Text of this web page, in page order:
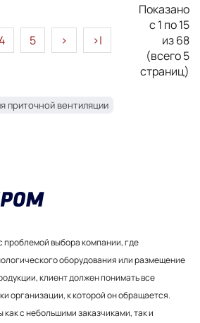
5 > >|
Показано
с 1 по 15
из 68
(всего 5
страниц)
приточной вентиляции
проблемой выбора компании, где
оборудования или размещение
клиент должен понимать все
организации, к которой он обращается.
с небольшими заказчиками, так и